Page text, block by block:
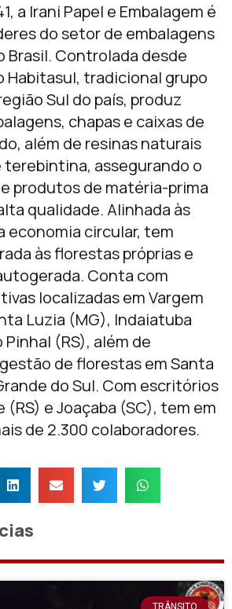
a Irani Papel e Embalagem é
do setor de embalagens
Controlada desde
Habitasul, tradicional grupo
Sul do país, produz
chapas e caixas de
além de resinas naturais
terebintina, assegurando o
produtos de matéria-prima
qualidade. Alinhada às
economia circular, tem
às florestas próprias e
Conta com
localizadas em Vargem
Luzia (MG), Indaiatuba
Pinhal (RS), além de
de florestas em Santa
do Sul. Com escritórios
(RS) e Joaçaba (SC), tem em
de 2.300 colaboradores.